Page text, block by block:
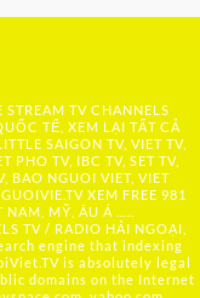
TV CHANNELS
TẾ, XEM LẠI TẤT CẢ
SAIGON TV, VIET TV,
PHO TV, IBC TV, SET TV,
BAO NGUOI VIET, VIET
XEM FREE 981
MỸ, ÂU Á …..
TV / RADIO HẢI NGOẠI,
engine that indexing
is absolutely legal
domains on the Internet